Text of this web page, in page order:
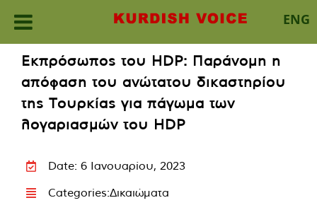
ENG
content
Εκπρόσωπος του HDP: Παράνομη η
απόφαση του ανώτατου δικαστηρίου
της Τουρκίας για πάγωμα των
λογαριασμών του HDP
Date: 6 Ιανουαρίου, 2023
Categories:Δικαιώματα